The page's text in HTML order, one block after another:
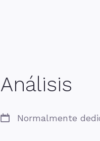
Análisis
Normalmente